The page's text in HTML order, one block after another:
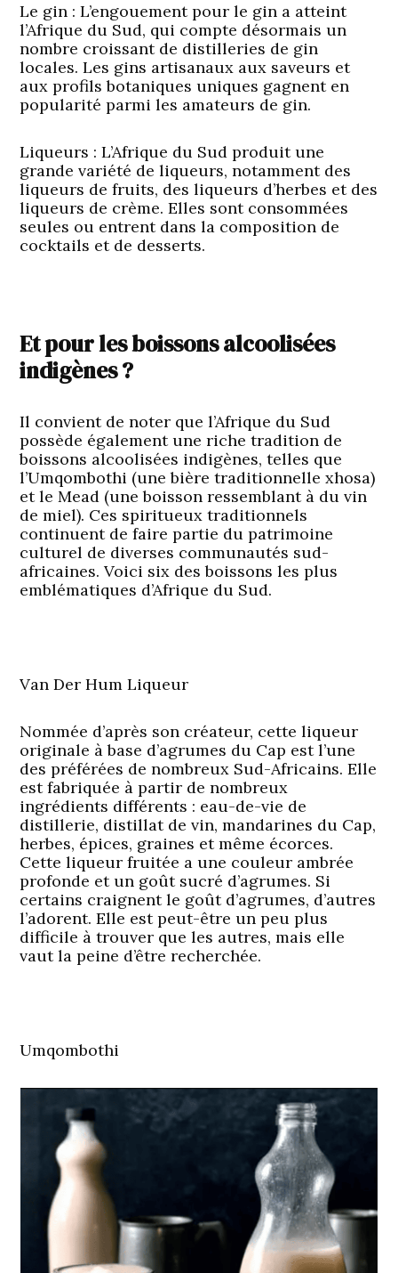
Le gin : L’engouement pour le gin a atteint
l’Afrique du Sud, qui compte désormais un
nombre croissant de distilleries de gin
locales. Les gins artisanaux aux saveurs et
aux profils botaniques uniques gagnent en
popularité parmi les amateurs de gin.
Liqueurs : L’Afrique du Sud produit une
grande variété de liqueurs, notamment des
liqueurs de fruits, des liqueurs d’herbes et des
liqueurs de crème. Elles sont consommées
seules ou entrent dans la composition de
cocktails et de desserts.
Et pour les boissons alcoolisées
indigènes ?
Il convient de noter que l’Afrique du Sud
possède également une riche tradition de
boissons alcoolisées indigènes, telles que
l’Umqombothi (une bière traditionnelle xhosa)
et le Mead (une boisson ressemblant à du vin
de miel). Ces spiritueux traditionnels
continuent de faire partie du patrimoine
culturel de diverses communautés sud-
africaines. Voici six des boissons les plus
emblématiques d’Afrique du Sud.
Van Der Hum Liqueur
Nommée d’après son créateur, cette liqueur
originale à base d’agrumes du Cap est l’une
des préférées de nombreux Sud-Africains. Elle
est fabriquée à partir de nombreux
ingrédients différents : eau-de-vie de
distillerie, distillat de vin, mandarines du Cap,
herbes, épices, graines et même écorces.
Cette liqueur fruitée a une couleur ambrée
profonde et un goût sucré d’agrumes. Si
certains craignent le goût d’agrumes, d’autres
l’adorent. Elle est peut-être un peu plus
difficile à trouver que les autres, mais elle
vaut la peine d’être recherchée.
Umqombothi